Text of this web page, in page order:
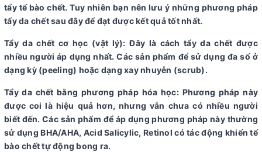
tẩy tế bào chết. Tuy nhiên bạn nên lưu ý những phương pháp
tẩy da chết sau đây để đạt được kết quả tốt nhất.
Tẩy da chết cơ học (vật lý): Đây là cách tẩy da chết được
nhiều người áp dụng nhất. Các sản phẩm để sử dụng đa số ở
dạng kỳ (peeling) hoặc dạng xay nhuyễn (scrub).
Tẩy da chết bằng phương pháp hóa học: Phương pháp này
được coi là hiệu quả hơn, nhưng vẫn chưa có nhiều người
biết đến. Các sản phẩm để áp dụng phương pháp này thường
sử dụng BHA/AHA, Acid Salicylic, Retinol có tác động khiến tế
bào chết tự động bong ra.